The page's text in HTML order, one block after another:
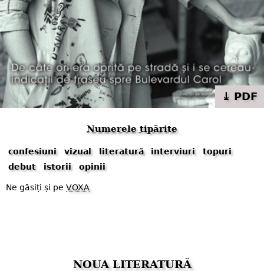
⤓ PDF
Numerele tipărite
confesiuni vizual literatură interviuri
topuri
debut
istorii opinii
Ne găsiți și pe VOXA
NOUA LITERATURĂ